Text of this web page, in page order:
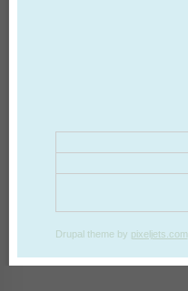
Drupal theme by pixeljets.com